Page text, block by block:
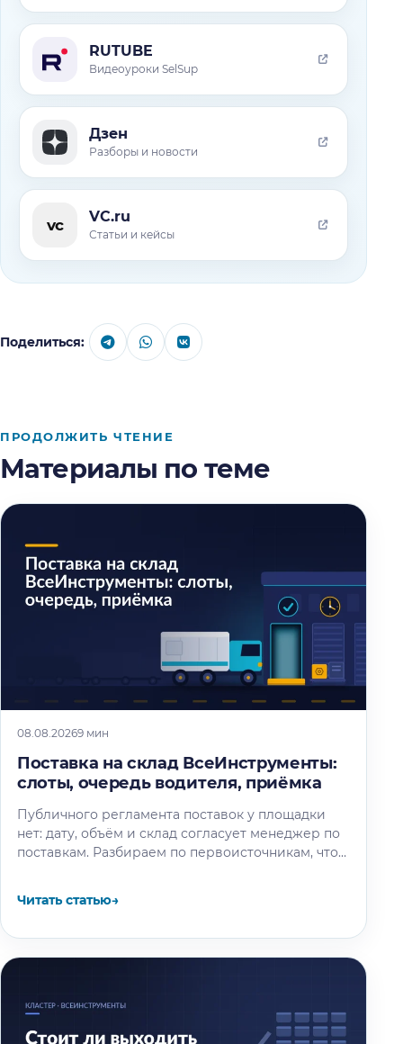
RUTUBE
Видеоуроки SelSup
Дзен
Разборы и новости
vc VC.ru
Статьи и кейсы
Поделиться:
ПРОДОЛЖИТЬ ЧТЕНИЕ
Материалы по теме
08.08.20269 мин
Поставка на склад ВсеИнструменты:
слоты, очередь водителя, приёмка
Публичного регламента поставок у площадки
нет: дату, объём и склад согласует менеджер по
поставкам. Разбираем по первоисточникам, что
Читать статью→